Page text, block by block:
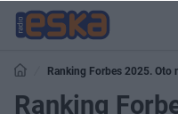
Ranking Forbes 2025. Oto
majątki robią wrażenie!
Ranking